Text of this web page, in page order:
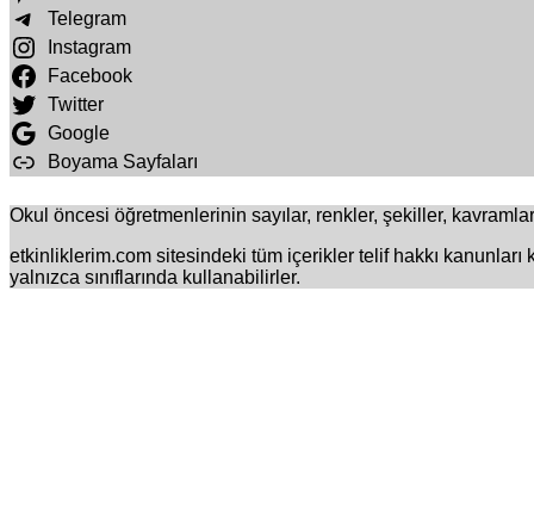
Telegram
Instagram
Facebook
Twitter
Google
Boyama Sayfaları
Okul öncesi öğretmenlerinin sayılar, renkler, şekiller,
etkinliklerim.com sitesindeki tüm içerikler telif hakkı
yalnızca sınıflarında kullanabilirler.